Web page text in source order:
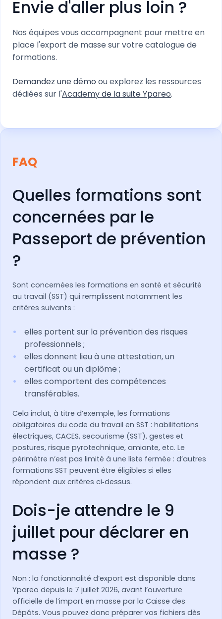
Envie d'aller plus loin ?
Nos équipes vous accompagnent pour mettre en
place l'export de masse sur votre catalogue de
formations.
Demandez une démo ou explorez les ressources
dédiées sur l'Academy de la suite Ypareo.
FAQ
Quelles formations sont
concernées par le
Passeport de prévention
?
Sont concernées les formations en santé et sécurité
au travail (SST) qui remplissent notamment les
critères suivants :
elles portent sur la prévention des risques
professionnels ;
elles donnent lieu à une attestation, un
certificat ou un diplôme ;
elles comportent des compétences
transférables.
Cela inclut, à titre d’exemple, les formations
obligatoires du code du travail en SST : habilitations
électriques, CACES, secourisme (SST), gestes et
postures, risque pyrotechnique, amiante, etc. Le
périmètre n’est pas limité à une liste fermée : d’autres
formations SST peuvent être éligibles si elles
répondent aux critères ci‑dessus.
Dois-je attendre le 9
juillet pour déclarer en
masse ?
Non : la fonctionnalité d’export est disponible dans
Ypareo depuis le 7 juillet 2026, avant l’ouverture
officielle de l’import en masse par la Caisse des
Dépôts. Vous pouvez donc préparer vos fichiers dès